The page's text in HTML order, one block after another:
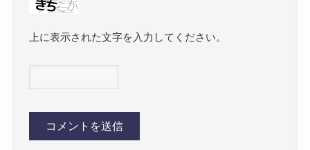
上に表示された文字を入力してください。